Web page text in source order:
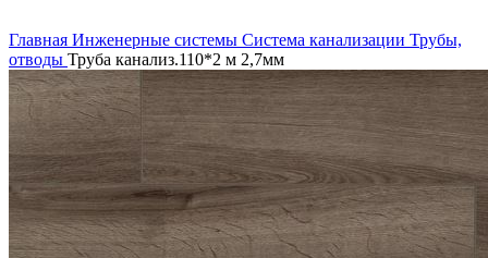
Главная Инженерные системы Система канализации Трубы,
отводы Труба канализ.110*2 м 2,7мм